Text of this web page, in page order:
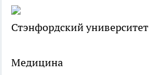
Стэнфордский университет
Медицина